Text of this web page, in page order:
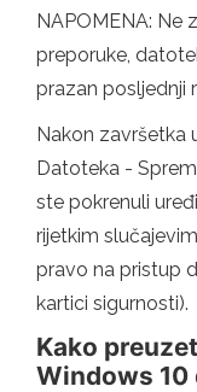
NAPOMENA: Ne
preporuke,
prazan posljednji
Nakon završetka
Datoteka -
ste pokrenuli
rijetkim
pravo na pristup
kartici sigurnosti).
Kako
Windows 10